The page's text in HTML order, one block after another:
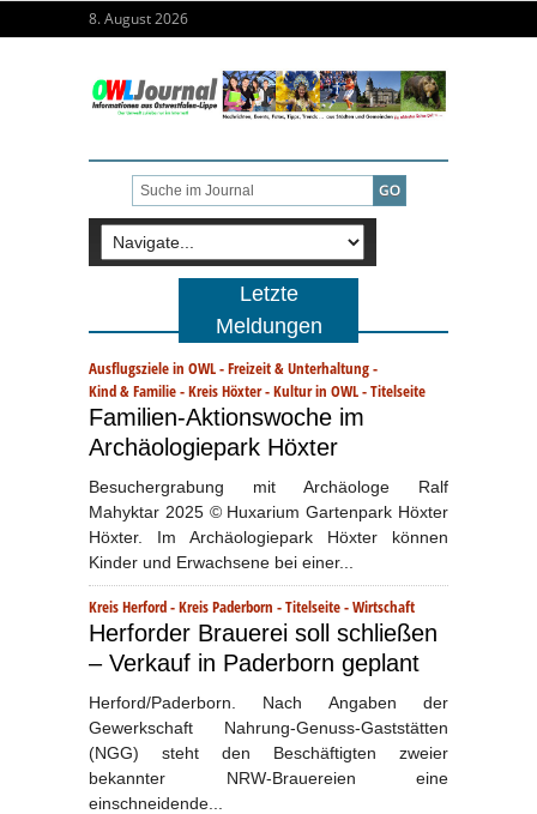
8. August 2026
Letzte
Meldungen
Ausflugsziele in OWL-Freizeit & Unterhaltung-
Kind & Familie-Kreis Höxter-Kultur in OWL-Titelseite
Familien-Aktionswoche im
Archäologiepark Höxter
Besuchergrabung mit Archäologe Ralf
Mahyktar 2025 © Huxarium Gartenpark Höxter
Höxter. Im Archäologiepark Höxter können
Kinder und Erwachsene bei einer...
Kreis Herford-Kreis Paderborn -Titelseite-Wirtschaft
Herforder Brauerei soll schließen
– Verkauf in Paderborn geplant
Herford/Paderborn. Nach Angaben der
Gewerkschaft Nahrung-Genuss-Gaststätten
(NGG) steht den Beschäftigten zweier
bekannter NRW-Brauereien eine
einschneidende...